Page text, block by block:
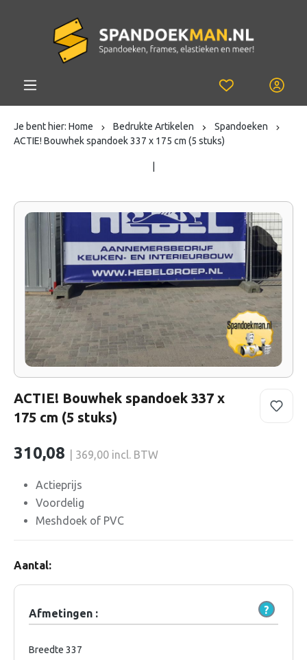
Je bent hier: Home Bedrukte Artikelen
Spandoeken
ACTIE! Bouwhek spandoek 337 x 175 cm (5 stuks)
ACTIE! Bouwhek spandoek 337 x
175 cm (5 stuks)
310,08 | 369,00 incl. BTW
Actieprijs
Voordelig
Meshdoek of PVC
Aantal:
Afmetingen :
Breedte 337